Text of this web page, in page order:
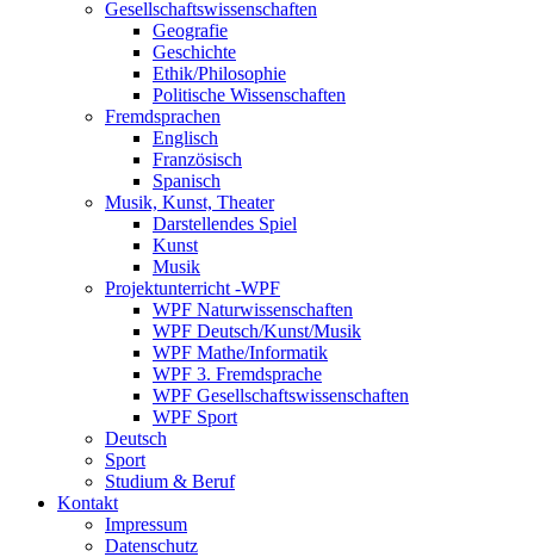
Gesellschaftswissenschaften
Geografie
Geschichte
Ethik/Philosophie
Politische Wissenschaften
Fremdsprachen
Englisch
Französisch
Spanisch
Musik, Kunst, Theater
Darstellendes Spiel
Kunst
Musik
Projektunterricht -WPF
WPF Naturwissenschaften
WPF Deutsch/Kunst/Musik
WPF Mathe/Informatik
WPF 3. Fremdsprache
WPF Gesellschaftswissenschaften
WPF Sport
Deutsch
Sport
Studium & Beruf
Kontakt
Impressum
Datenschutz